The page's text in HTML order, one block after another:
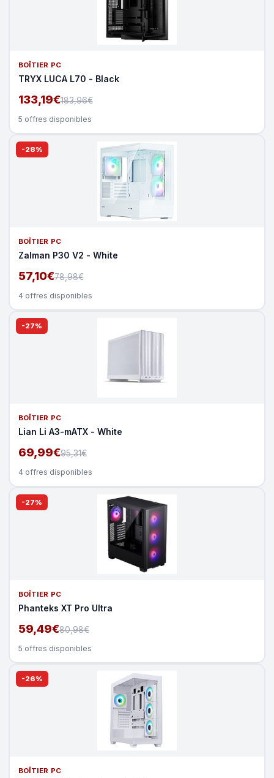
BOÎTIER PC
TRYX LUCA L70 - Black
133,19€183,96€
5 offres disponibles
-28%
BOÎTIER PC
Zalman P30 V2 - White
57,10€78,98€
4 offres disponibles
-27%
BOÎTIER PC
Lian Li A3-mATX - White
69,99€95,31€
4 offres disponibles
-27%
BOÎTIER PC
Phanteks XT Pro Ultra
59,49€80,98€
5 offres disponibles
-26%
BOÎTIER PC